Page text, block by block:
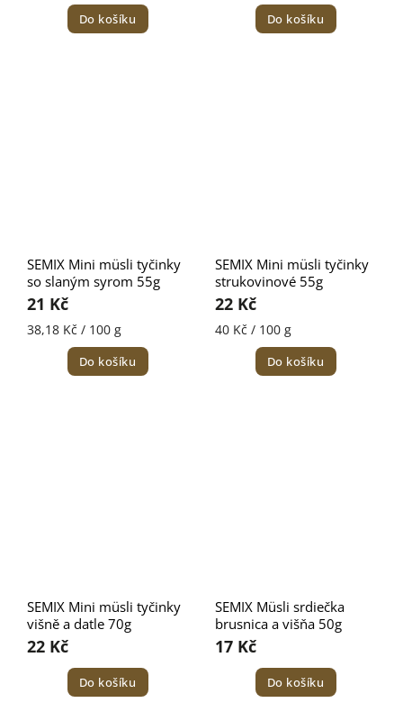
Do košíku Do košíku
SEMIX Mini müsli tyčinky
so slaným syrom 55g
21 Kč
38,18 Kč / 100 g
Do košíku
SEMIX Mini müsli tyčinky
strukovinové 55g
22 Kč
40 Kč / 100 g
Do košíku
SEMIX Mini müsli tyčinky
višně a datle 70g
22 Kč
Do košíku
SEMIX Müsli srdiečka
brusnica a višňa 50g
17 Kč
Do košíku